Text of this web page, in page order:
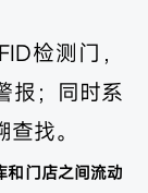
检测门，
报；同时系
找。
和门店之间流动